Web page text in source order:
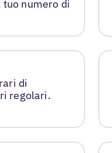
numero di
di
regolari.